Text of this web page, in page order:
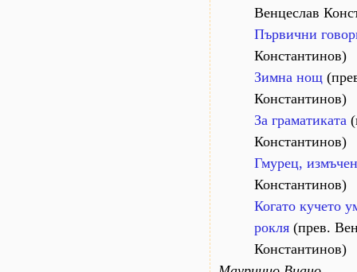
Венцеслав
Първични
Константинов)
Зимна нощ
Константинов)
За граматиката
Константинов)
Гмурец,
Константинов)
Когато кучето
рокля (прев.
Константинов)